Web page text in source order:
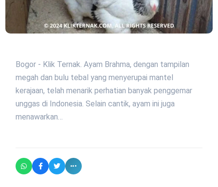
Bogor - Klik Ternak. Ayam Brahma, dengan tampilan
megah dan bulu tebal yang menyerupai mantel
kerajaan, telah menarik perhatian banyak penggemar
unggas di Indonesia. Selain cantik, ayam ini juga
menawarkan…